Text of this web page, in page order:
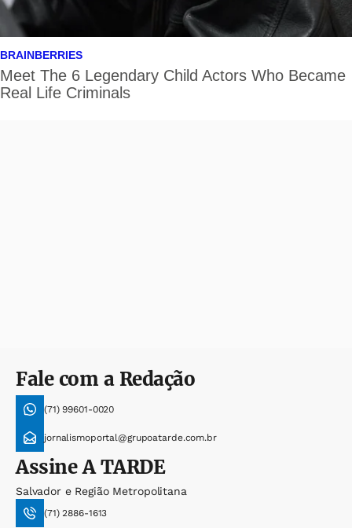
Fale com a Redação
(71) 99601-0020
jornalismoportal@grupoatarde.com.br
AssineA TARDE
Salvador e Região Metropolitana
(71) 2886-1613